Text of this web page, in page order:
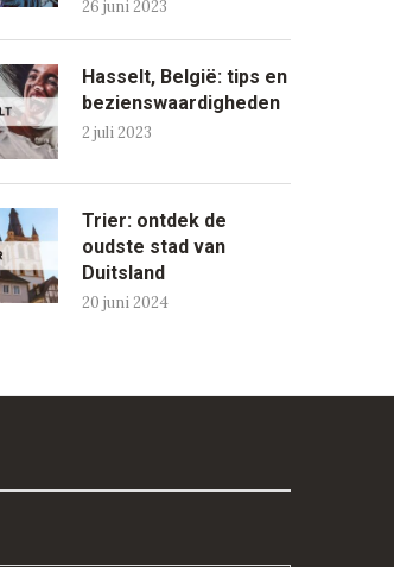
26 juni 2023
Hasselt, België: tips en
bezienswaardigheden
2 juli 2023
Trier: ontdek de
oudste stad van
Duitsland
20 juni 2024